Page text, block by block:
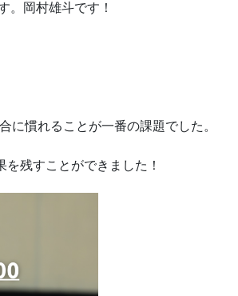
岡村雄斗です！
に慣れることが一番の課題でした。
残すことができました！